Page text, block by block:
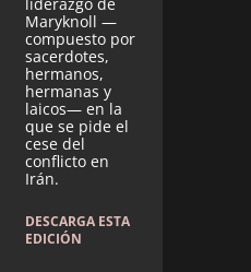
Maryknoll —
compuesto por
sacerdotes,
hermanos,
hermanas y
laicos— en la
que se pide el
cese del
conflicto en
Irán.
DESCARGA ESTA
EDICIÓN